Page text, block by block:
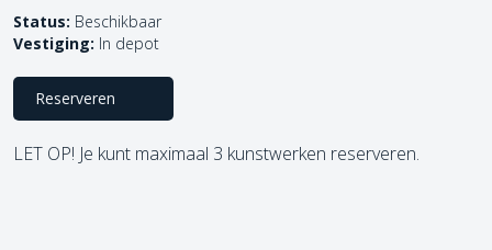
Status: Beschikbaar
Vestiging: In depot
Reserveren
LET OP! Je kunt maximaal 3 kunstwerken reserveren.